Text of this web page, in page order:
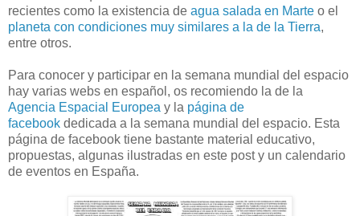
recientes como la existencia de agua salada en Marte o el
planeta con condiciones muy similares a la de la Tierra,
entre otros.
Para conocer y participar en la semana mundial del espacio
hay varias webs en español, os recomiendo la de la
Agencia Espacial Europea y la página de
facebook dedicada a la semana mundial del espacio. Esta
página de facebook tiene bastante material educativo,
propuestas, algunas ilustradas en este post y un calendario
de eventos en España.